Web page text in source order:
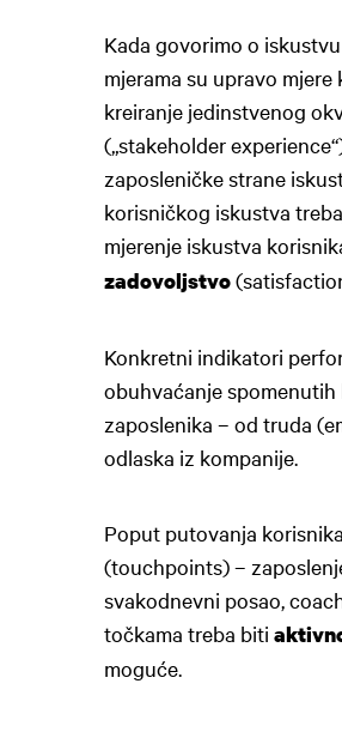
Kada govorimo o
mjerama su upravo
kreiranje jedinstvenog
(„stakeholder
zaposleničke strane
korisničkog iskustva
mjerenje iskustva
zadovoljstvo
Konkretni indikatori
obuhvaćanje
zaposlenika – od truda
odlaska iz kompanije.
Poput putovanja
(touchpoints) –
svakodnevni posao,
točkama treba biti
moguće.